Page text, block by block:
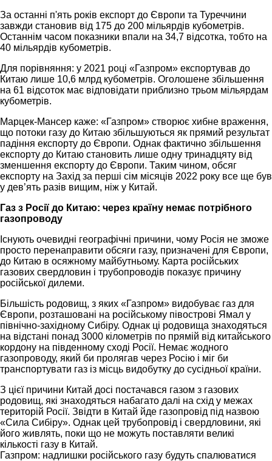
За останні п'ять років експорт до Європи та Туреччини
завжди становив від 175 до 200 мільярдів кубометрів.
Останнім часом показники впали на 34,7 відсотка, тобто на
40 мільярдів кубометрів.
Для порівняння: у 2021 році «Газпром» експортував до
Китаю лише 10,6 млрд кубометрів. Оголошене збільшення
на 61 відсоток має відповідати приблизно трьом мільярдам
кубометрів.
Марцек-Мансер каже: «Газпром» створює хибне враження,
що потоки газу до Китаю збільшуються як прямий результат
падіння експорту до Європи. Однак фактично збільшення
експорту до Китаю становить лише одну тринадцяту від
зменшення експорту до Європи. Таким чином, обсяг
експорту на Захід за перші сім місяців 2022 року все ще був
у дев’ять разів вищим, ніж у Китай.
Газ з Росії до Китаю: через країну немає потрібного
газопроводу
Існують очевидні географічні причини, чому Росія не зможе
просто перенаправити обсяги газу, призначені для Європи,
до Китаю в осяжному майбутньому. Карта російських
газових свердловин і трубопроводів показує причину
російської дилеми.
Більшість родовищ, з яких «Газпром» видобуває газ для
Європи, розташовані на російському півострові Ямал у
північно-західному Сибіру. Однак ці родовища знаходяться
на відстані понад 3000 кілометрів по прямій від китайського
кордону на південному сході Росії. Немає жодного
газопроводу, який би пролягав через Росію і міг би
транспортувати газ із місць видобутку до сусідньої країни.
З цієї причини Китай досі постачався газом з газових
родовищ, які знаходяться набагато далі на схід у межах
територій Росії. Звідти в Китай йде газопровід під назвою
«Сила Сибіру». Однак цей трубопровід і свердловини, які
його живлять, поки що не можуть поставляти великі
кількості газу в Китай.
Газпром: надлишки російського газу будуть спалюватися